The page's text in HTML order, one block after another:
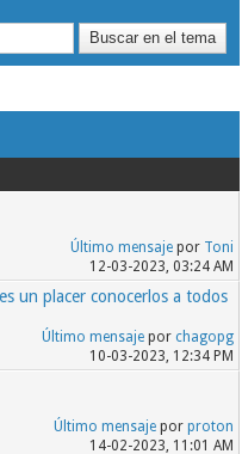
Último mensajepor Toni
12-03-2023, 03:24 AM
un placer conocerlos a todos
Último mensajepor chagopg
10-03-2023, 12:34 PM
Último mensajepor proton
14-02-2023, 11:01 AM